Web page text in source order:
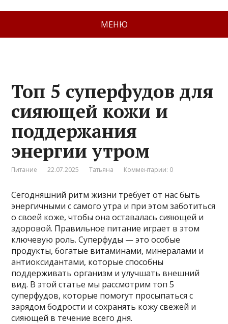
МЕНЮ
Топ 5 суперфудов для
сияющей кожи и
поддержания
энергии утром
Питание 22.07.2025 Татьяна Комментарии: 0
Сегодняшний ритм жизни требует от нас быть
энергичными с самого утра и при этом заботиться
о своей коже, чтобы она оставалась сияющей и
здоровой. Правильное питание играет в этом
ключевую роль. Суперфуды — это особые
продукты, богатые витаминами, минералами и
антиоксидантами, которые способны
поддерживать организм и улучшать внешний
вид. В этой статье мы рассмотрим топ 5
суперфудов, которые помогут просыпаться с
зарядом бодрости и сохранять кожу свежей и
сияющей в течение всего дня.